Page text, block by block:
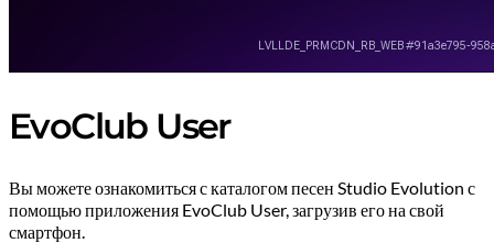
EvoClub User
Вы можете ознакомиться с каталогом песен Studio Evolution с
помощью приложения EvoClub User, загрузив его на свой
смартфон.